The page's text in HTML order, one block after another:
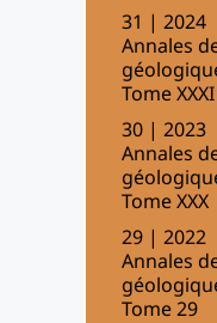
31 | 2024
Annales
Tome XXXI
30 | 2023
Annales
Tome XXX
29 | 2022
Annales
Tome 29